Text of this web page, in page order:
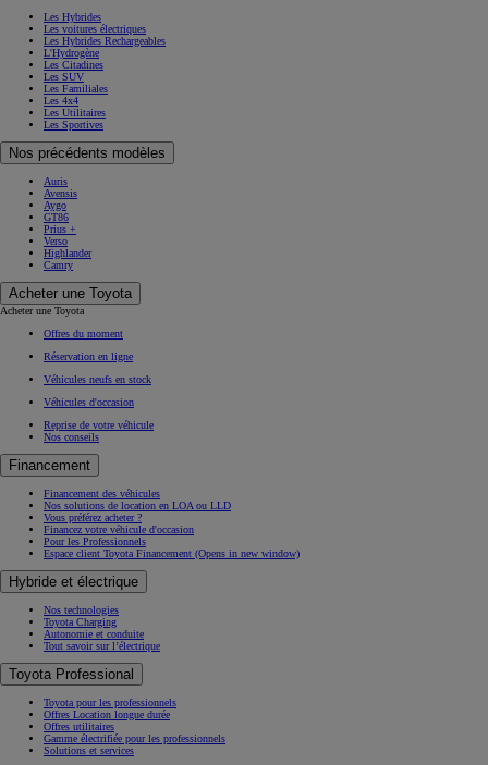
Les Hybrides
Les voitures électriques
Les Hybrides Rechargeables
L'Hydrogène
Les Citadines
Les SUV
Les Familiales
Les 4x4
Les Utilitaires
Les Sportives
Nos précédents modèles
Auris
Avensis
Aygo
GT86
Prius +
Verso
Highlander
Camry
Acheter une Toyota
Acheter une Toyota
Offres du moment
Réservation en ligne
Véhicules neufs en stock
Véhicules d'occasion
Reprise de votre véhicule
Nos conseils
Financement
Financement des véhicules
Nos solutions de location en LOA ou LLD
Vous préférez acheter ?
Financez votre véhicule d'occasion
Pour les Professionnels
Espace client Toyota Financement (Opens in new window)
Hybride et électrique
Nos technologies
Toyota Charging
Autonomie et conduite
Tout savoir sur l’électrique
Toyota Professional
Toyota pour les professionnels
Offres Location longue durée
Offres utilitaires
Gamme électrifiée pour les professionnels
Solutions et services